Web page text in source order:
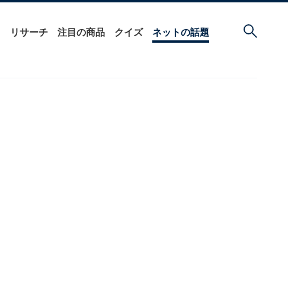
リサーチ 注目の商品 クイズ ネットの話題